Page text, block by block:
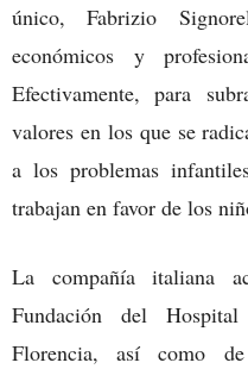
único, Fabrizio
económicos y
Efectivamente, para
valores en los que se
a los problemas
trabajan en favor de los
La compañía italiana
Fundación del
Florencia, así como